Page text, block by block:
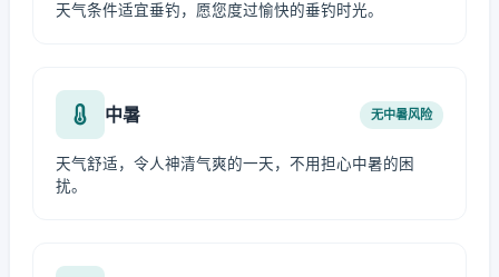
天气条件适宜垂钓，愿您度过愉快的垂钓时光。
中暑 无中暑风险
天气舒适，令人神清气爽的一天，不用担心中暑的困
扰。